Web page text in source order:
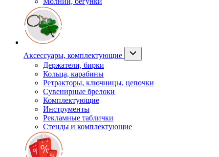
Аксессуары, комплектующие
Держатели, бирки
Кольца, карабины
Ретракторы, ключницы, цепочки
Сувенирные брелоки
Комплектующие
Инструменты
Рекламные таблички
Стенды и комплектующие